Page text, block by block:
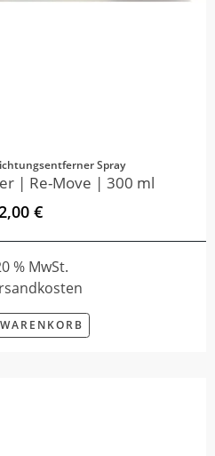
Spray
| Re-Move | 300 ml
€
% MwSt.